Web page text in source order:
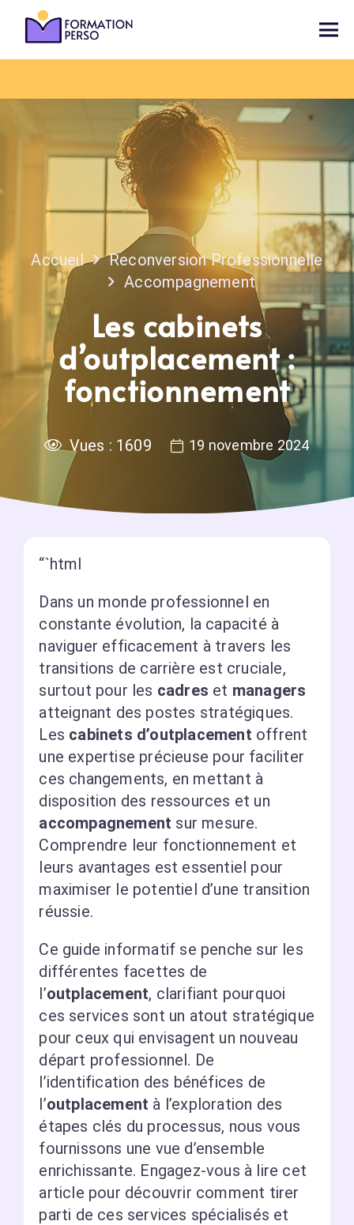
Accueil
Reconversion Professionnelle
Accompagnement
Les cabinets
d’outplacement :
fonctionnement
Vues : 1609 19 novembre 2024
“`html
Dans un monde professionnel en
constante évolution, la capacité à
naviguer efficacement à travers les
transitions de carrière est cruciale,
surtout pour les cadres et managers
atteignant des postes stratégiques.
Les cabinets d’outplacement offrent
une expertise précieuse pour faciliter
ces changements, en mettant à
disposition des ressources et un
accompagnement sur mesure.
Comprendre leur fonctionnement et
leurs avantages est essentiel pour
maximiser le potentiel d’une transition
réussie.
Ce guide informatif se penche sur les
différentes facettes de
l’outplacement, clarifiant pourquoi
ces services sont un atout stratégique
pour ceux qui envisagent un nouveau
départ professionnel. De
l’identification des bénéfices de
l’outplacement à l’exploration des
étapes clés du processus, nous vous
fournissons une vue d’ensemble
enrichissante. Engagez-vous à lire cet
article pour découvrir comment tirer
parti de ces services spécialisés et